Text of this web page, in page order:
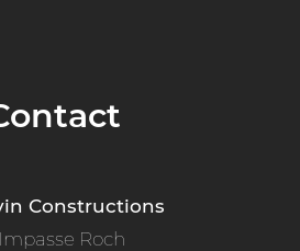
Constructions
Roch